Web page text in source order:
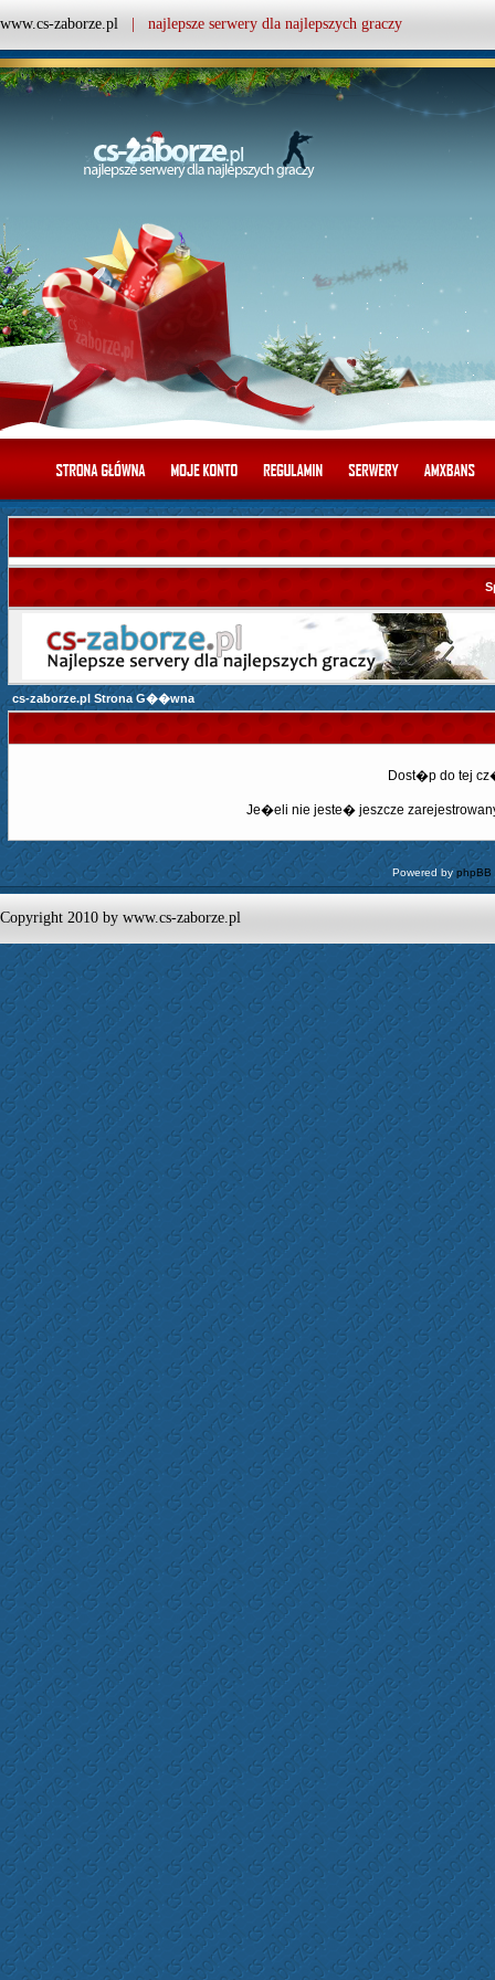
www.cs-zaborze.pl | najlepsze serwery dla najlepszych graczy
cs-zaborze.pl Strona G��wna
Dost�p do tej
Je�eli nie jeste� jeszcze
Powered byphpBB
Copyright 2010 by www.cs-zaborze.pl